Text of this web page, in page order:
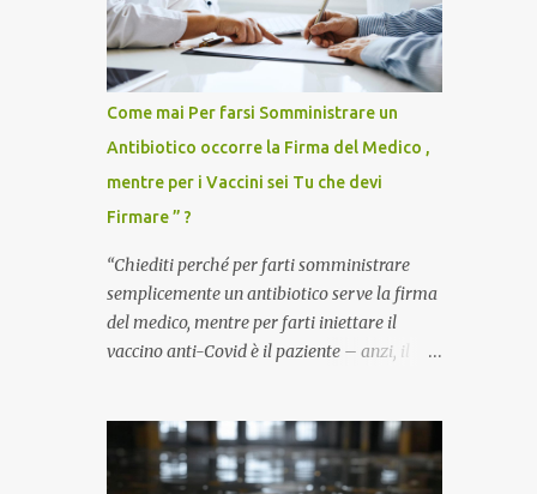
Come mai Per farsi Somministrare un
Antibiotico occorre la Firma del Medico ,
mentre per i Vaccini sei Tu che devi
Firmare ” ?
“Chiediti perché per farti somministrare
semplicemente un antibiotico serve la firma
del medico, mentre per farti iniettare il
vaccino anti-Covid è il paziente – anzi, il
domanda tanto semplice quanto devastante
quella posta dal dottor Andrea Stramezzi,